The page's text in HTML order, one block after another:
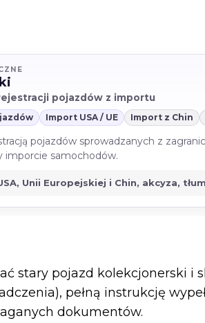
stary pojazd kolekcjonerski i
pełną instrukcję
dokumentów.
pojazdów z importu
Import USA / UE Import z Chin
pojazdów sprowadzanych z
imporcie samochodów.
Unii Europejskiej i Chin, akcyza,